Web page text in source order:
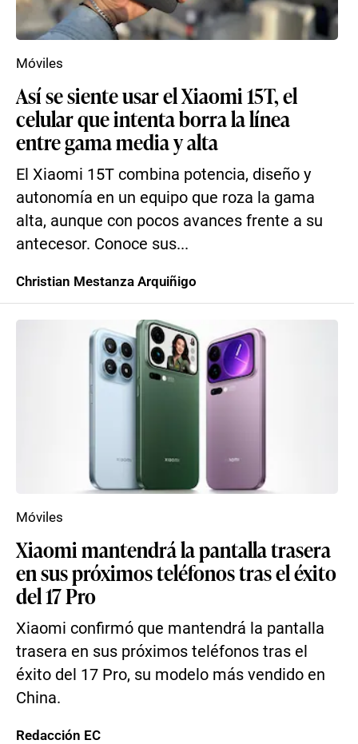
Así se siente usar el Xiaomi 15T, el
celular que intenta borra la línea
entre gama media y alta
El Xiaomi 15T combina potencia, diseño y
autonomía en un equipo que roza la gama
alta, aunque con pocos avances frente a su
antecesor. Conoce sus...
Móviles
Christian Mestanza Arquiñigo
Xiaomi mantendrá la pantalla trasera
en sus próximos teléfonos tras el éxito
del 17 Pro
Xiaomi confirmó que mantendrá la pantalla
trasera en sus próximos teléfonos tras el
éxito del 17 Pro, su modelo más vendido en
China.
Móviles
Redacción EC